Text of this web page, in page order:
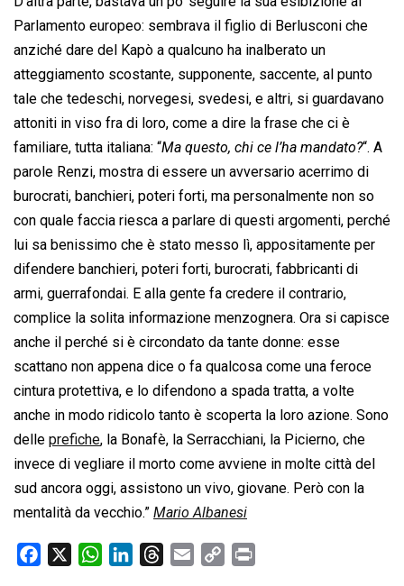
Parlamento europeo: sembrava il figlio di Berlusconi che
anziché dare del Kapò a qualcuno ha inalberato un
atteggiamento scostante, supponente, saccente, al punto
tale che tedeschi, norvegesi, svedesi, e altri, si guardavano
attoniti in viso fra di loro, come a dire la frase che ci è
familiare, tutta italiana: “Ma questo, chi ce l’ha mandato?“. A
parole Renzi, mostra di essere un avversario acerrimo di
burocrati, banchieri, poteri forti, ma personalmente non so
con quale faccia riesca a parlare di questi argomenti, perché
lui sa benissimo che è stato messo lì, appositamente per
difendere banchieri, poteri forti, burocrati, fabbricanti di
armi, guerrafondai. E alla gente fa credere il contrario,
complice la solita informazione menzognera. Ora si capisce
anche il perché si è circondato da tante donne: esse
scattano non appena dice o fa qualcosa come una feroce
cintura protettiva, e lo difendono a spada tratta, a volte
anche in modo ridicolo tanto è scoperta la loro azione. Sono
delle prefiche, la Bonafè, la Serracchiani, la Picierno, che
invece di vegliare il morto come avviene in molte città del
sud ancora oggi, assistono un vivo, giovane. Però con la
mentalità da vecchio.” Mario Albanesi
W